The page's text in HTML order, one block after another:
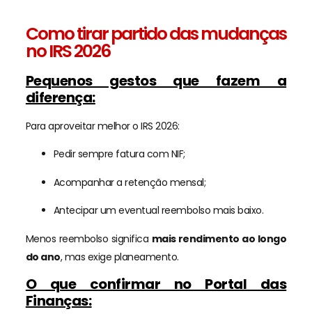
Como tirar partido das mudanças
no IRS 2026
Pequenos gestos que fazem a
diferença:
Para aproveitar melhor o IRS 2026:
Pedir sempre fatura com NIF;
Acompanhar a retenção mensal;
Antecipar um eventual reembolso mais baixo.
Menos reembolso significa mais rendimento ao longo
do ano, mas exige planeamento.
O que confirmar no Portal das
Finanças: